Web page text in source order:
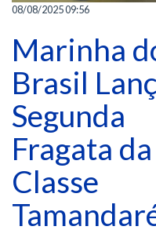
08/08/2025 09:56
Marinha
Brasil
Segunda
Fragata da
Classe